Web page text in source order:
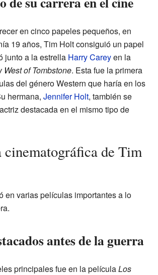
en cinco papeles pequeños, en
19 años, Tim Holt consiguió un papel
junto a la estrella Harry Careyen la
West of Tombstone. Esta fue la primera
del género Western que haría en los
hermana, Jennifer Holt, también se
destacada en el mismo tipo de
de Tim
en varias películas importantes a lo
antes de la guerra
principales fue en la películaLos